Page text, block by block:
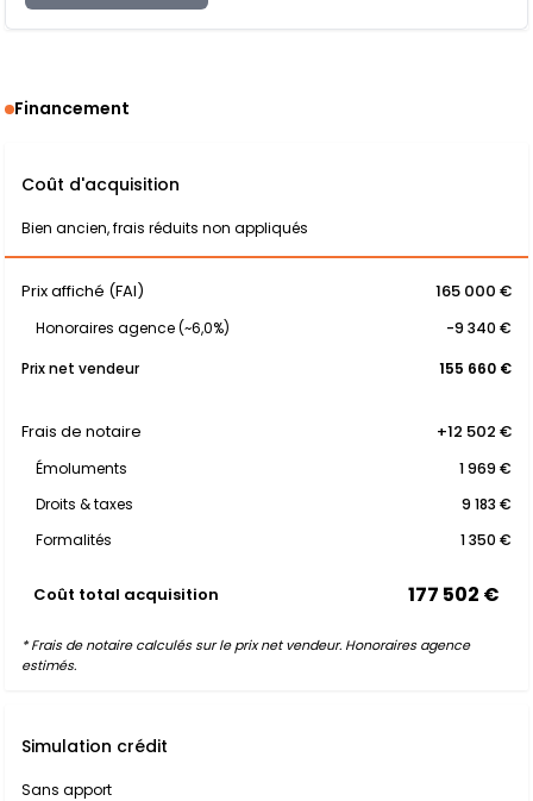
Financement
Coût d'acquisition
Bien ancien, frais réduits non appliqués
Prix affiché (FAI) 165 000 €
Honoraires agence (~6,0%)
-9 340 €
Prix net vendeur
155 660 €
Frais de notaire +12 502 €
Émoluments
1 969 €
Droits & taxes
9 183 €
Formalités
1 350 €
Coût total acquisition 177 502 €
* Frais de notaire calculés sur le prix net vendeur. Honoraires agence
estimés.
Simulation crédit
Sans apport